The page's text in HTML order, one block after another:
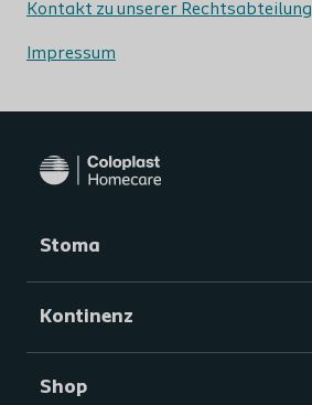
Kontakt zu unserer Rechtsabteilung
Impressum
Stoma
Kontinenz
Shop